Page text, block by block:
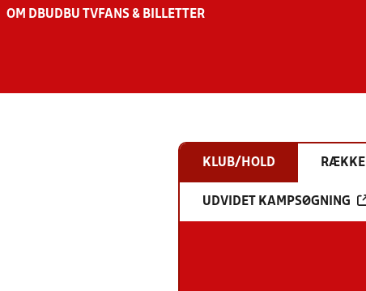
OM DBU DBU TV FANS & BILLETTER
KLUB/HOLD RÆKKE
UDVIDET KAMPSØGNING